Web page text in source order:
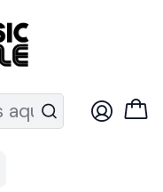
encontrar en el MUT
Otros Instrumentos